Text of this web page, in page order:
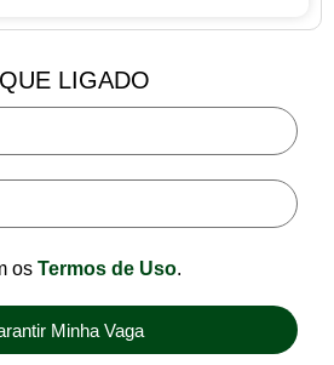
LIGADO
os Termos de Uso.
Minha Vaga